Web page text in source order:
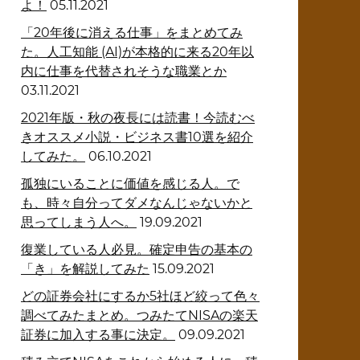
よ！ 05.11.2021
「20年後に消える仕事」をまとめてみ
た。人工知能 (AI)が本格的に来る20年以
内に仕事を代替されそうな職業とか
03.11.2021
2021年版・秋の夜長には読書！今読むべ
きオススメ小説・ビジネス書10選を紹介
してみた。
06.10.2021
孤独にいることに価値を感じる人。で
も、時々自分ってダメなんじゃないかと
思ってしまう人へ。
19.09.2021
復業している人必見。確定申告の基本の
「き」を解説してみた 15.09.2021
どの証券会社にするか5社ほど絞って色々
調べてみたまとめ。つみたてNISAの楽天
証券に加入する事に決定。
09.09.2021